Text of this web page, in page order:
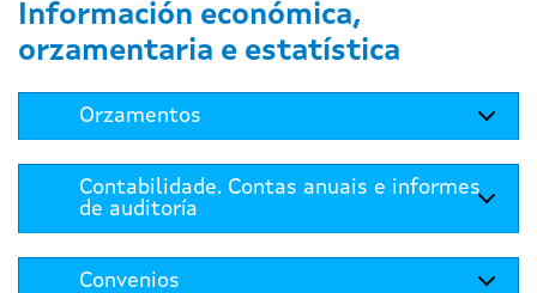
Información económica,
orzamentaria e estatística
Orzamentos
Contabilidade. Contas anuais e informes
de auditoría
Convenios